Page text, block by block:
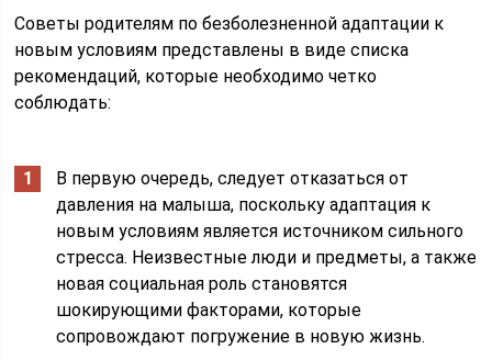
Советы родителям по безболезненной адаптации к
новым условиям представлены в виде списка
рекомендаций, которые необходимо четко
соблюдать:
В первую очередь, следует отказаться от
давления на малыша, поскольку адаптация к
новым условиям является источником сильного
стресса. Неизвестные люди и предметы, а также
новая социальная роль становятся
шокирующими факторами, которые
сопровождают погружение в новую жизнь.